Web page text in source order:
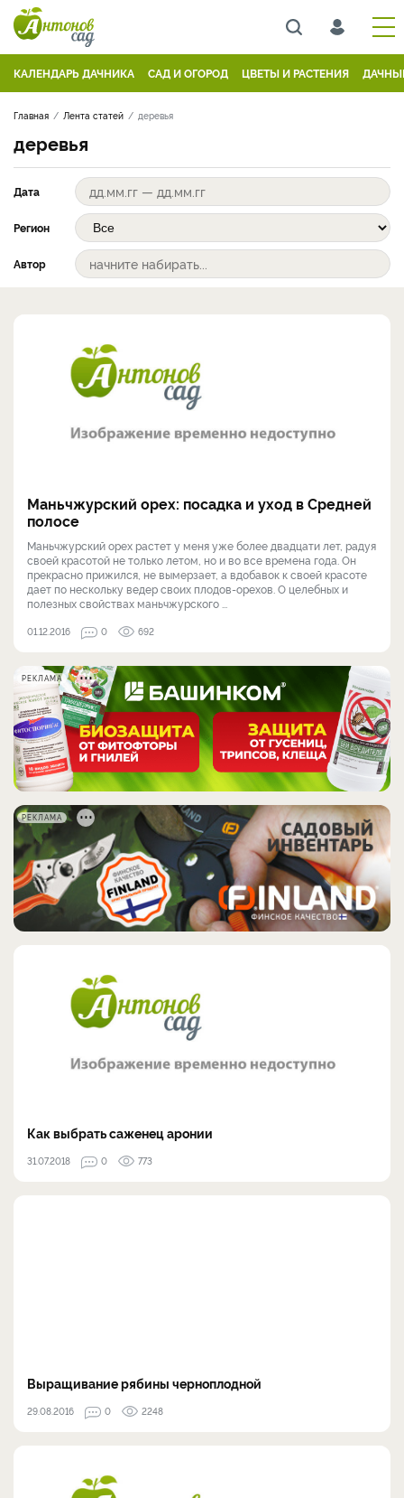
КАЛЕНДАРЬ ДАЧНИКА САД И ОГОРОД ЦВЕТЫ И РАСТЕНИЯ
Главная Лента статей деревья
деревья
Дата
Регион
Автор
Маньчжурский орех: посадка и уход в Средней
полосе
Маньчжурский орех растет у меня уже более двадцати лет, радуя
своей красотой не только летом, но и во все времена года. Он
прекрасно прижился, не вымерзает, а вдобавок к своей красоте
дает по нескольку ведер своих плодов-орехов. О целебных и
полезных свойствах маньчжурского ...
01.12.2016 0 692
РЕКЛАМА
РЕКЛАМА
Как выбрать саженец аронии
31.07.2018 0 773
Выращивание рябины черноплодной
29.08.2016 0 2248